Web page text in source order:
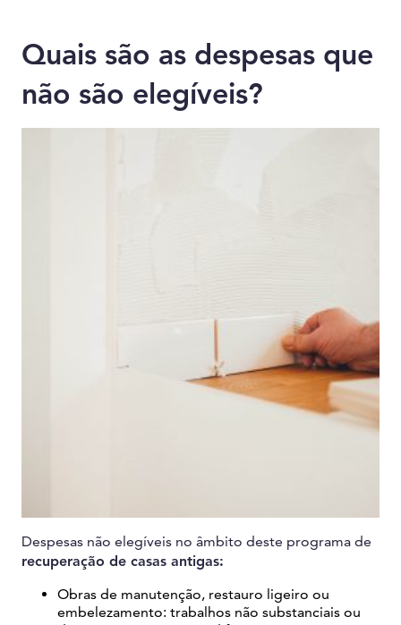
Quais são as despesas que
não são elegíveis?
Despesas não elegíveis no âmbito deste programa de
recuperação de casas antigas:
Obras de manutenção, restauro ligeiro ou
embelezamento: trabalhos não substanciais ou